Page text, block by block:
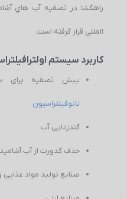
راهگشا در تصفيه آب هاي
المللي قرار گرفته است.
کاربرد سیستم
پیش تصفیه برای
نانوفیلتراسیون
گندزدایی آب
حذف کدورت از آب آشامیدنی
صنایع تولید مواد غذایی و